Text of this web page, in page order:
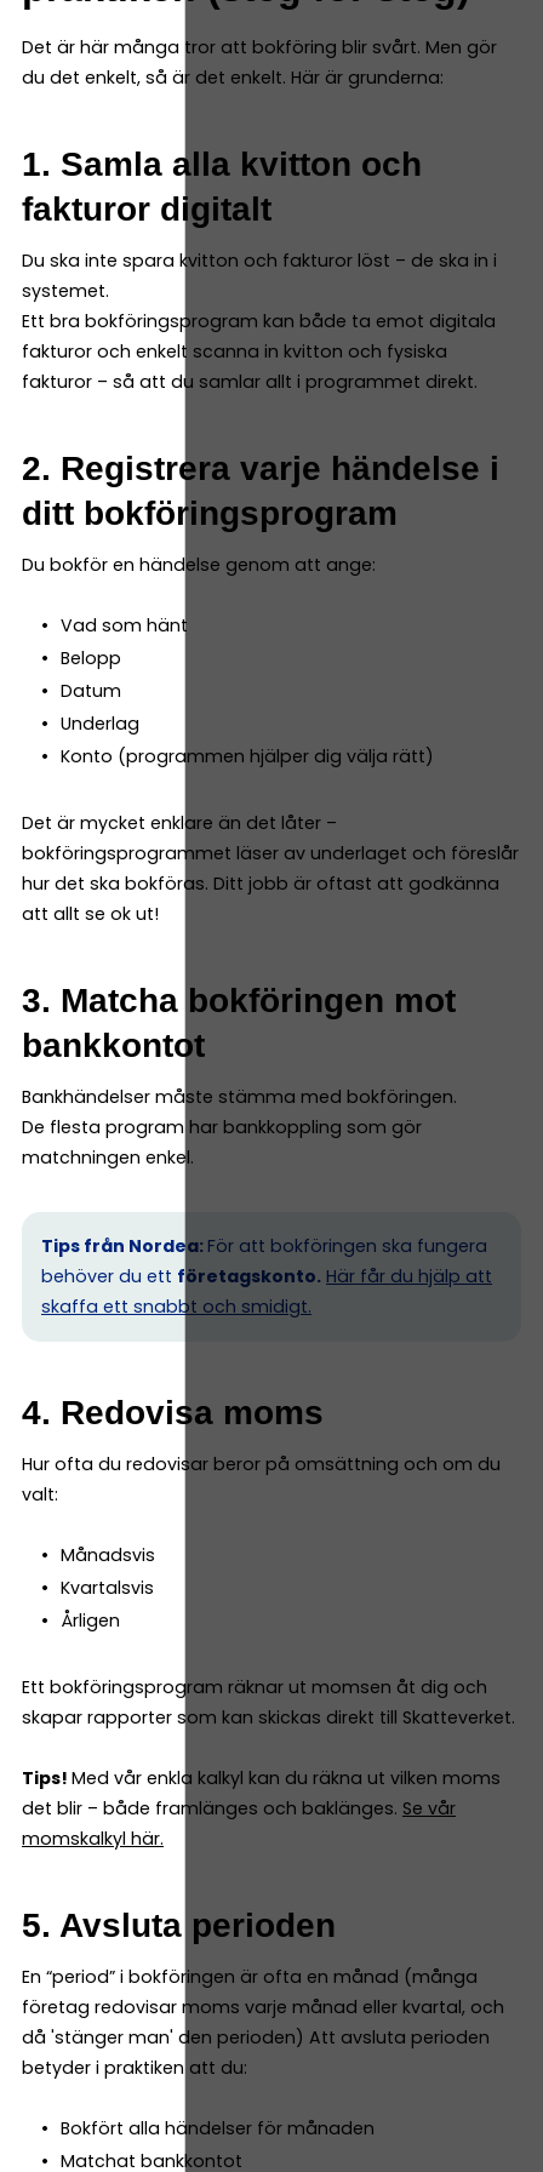
Det är här många tror att bokföring blir svårt. Men gör
du det enkelt, så är det enkelt. Här är grunderna:
1. Samla alla kvitton och
fakturor digitalt
Du ska inte spara kvitton och fakturor löst – de ska in i
systemet.
Ett bra bokföringsprogram kan både ta emot digitala
fakturor och enkelt scanna in kvitton och fysiska
fakturor – så att du samlar allt i programmet direkt.
2. Registrera varje händelse i
ditt bokföringsprogram
Du bokför en händelse genom att ange:
Vad som hänt
Belopp
Datum
Underlag
Konto (programmen hjälper dig välja rätt)
Det är mycket enklare än det låter –
bokföringsprogrammet läser av underlaget och föreslår
hur det ska bokföras. Ditt jobb är oftast att godkänna
att allt se ok ut!
3. Matcha bokföringen mot
bankkontot
Bankhändelser måste stämma med bokföringen.
De flesta program har bankkoppling som gör
matchningen enkel.
Tips från Nordea: För att bokföringen ska fungera
behöver du ett företagskonto. Här får du hjälp att
skaffa ett snabbt och smidigt.
4. Redovisa moms
Hur ofta du redovisar beror på omsättning och om du
valt:
Månadsvis
Kvartalsvis
Årligen
Ett bokföringsprogram räknar ut momsen åt dig och
skapar rapporter som kan skickas direkt till Skatteverket.
Tips! Med vår enkla kalkyl kan du räkna ut vilken moms
det blir – både framlänges och baklänges. Se vår
momskalkyl här.
5. Avsluta perioden
En “period” i bokföringen är ofta en månad (många
företag redovisar moms varje månad eller kvartal, och
då 'stänger man' den perioden) Att avsluta perioden
betyder i praktiken att du:
Bokfört alla händelser för månaden
Matchat bankkontot